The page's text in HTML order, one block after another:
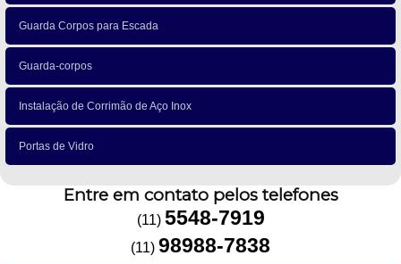
Guarda Corpos para Escada
Guarda-corpos
Instalação de Corrimão de Aço Inox
Portas de Vidro
Entre em contato pelos telefones
(11) 5548-7919
(11) 98988-7838